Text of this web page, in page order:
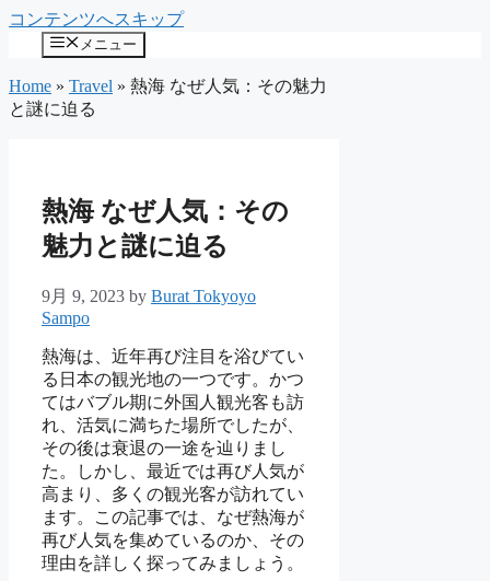
コンテンツへスキップ
メニュー
Home » Travel » 熱海 なぜ人気：その魅力
と謎に迫る
熱海 なぜ人気：その
魅力と謎に迫る
9月 9, 2023 by Burat Tokyoyo
Sampo
熱海は、近年再び注目を浴びてい
る日本の観光地の一つです。かつ
てはバブル期に外国人観光客も訪
れ、活気に満ちた場所でしたが、
その後は衰退の一途を辿りまし
た。しかし、最近では再び人気が
高まり、多くの観光客が訪れてい
ます。この記事では、なぜ熱海が
再び人気を集めているのか、その
理由を詳しく探ってみましょう。